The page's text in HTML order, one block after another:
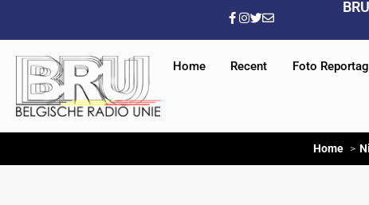
Home Recent Foto
Home